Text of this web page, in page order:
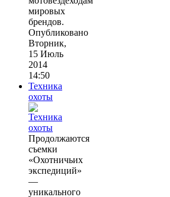
мировых
брендов.
Опубликовано
Вторник,
15 Июль
2014
14:50
Техника
охоты
Продолжаются
съемки
«Охотничьих
экспедиций»
—
уникального